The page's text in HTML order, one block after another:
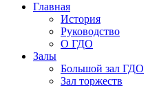
Главная
История
Руководство
О ГДО
Залы
Большой зал ГДО
Зал торжеств